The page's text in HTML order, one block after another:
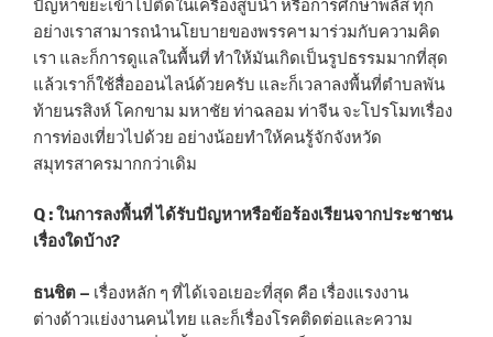
ปัญหาขยะเข้าไปติดในเครื่องสูบน้ำ หรือการศึกษาพลัส ทุก
อย่างเราสามารถนำนโยบายของพรรคฯ มาร่วมกับความคิด
เรา และก็การดูแลในพื้นที่ ทำให้มันเกิดเป็นรูปธรรมมากที่สุด
แล้วเราก็ใช้สื่อออนไลน์ด้วยครับ และก็เวลาลงพื้นที่ตำบลพัน
ท้ายนรสิงห์ โคกขาม มหาชัย ท่าฉลอม ท่าจีน จะโปรโมทเรื่อง
การท่องเที่ยวไปด้วย อย่างน้อยทำให้คนรู้จักจังหวัด
สมุทรสาครมากกว่าเดิม
Q : ในการลงพื้นที่ ได้รับปัญหาหรือข้อร้องเรียนจากประชาชน
เรื่องใดบ้าง?
ธนชิต – เรื่องหลัก ๆ ที่ได้เจอเยอะที่สุด คือ เรื่องแรงงาน
ต่างด้าวแย่งงานคนไทย และก็เรื่องโรคติดต่อและความ